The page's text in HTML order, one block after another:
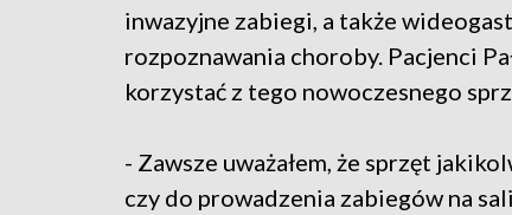
inwazyjne zabiegi, a także
rozpoznawania choroby. Pacjenci
korzystać z tego nowoczesnego
- Zawsze uważałem, że sprzęt
czy do prowadzenia zabiegów na